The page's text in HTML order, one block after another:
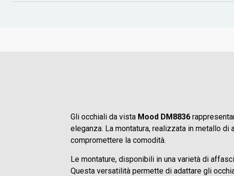
Gli occhiali da vista Mood DM8836
eleganza. La montatura, realizzata in metallo
compromettere la comodità.
Le montature, disponibili in una varietà di
Questa versatilità permette di adattare gli